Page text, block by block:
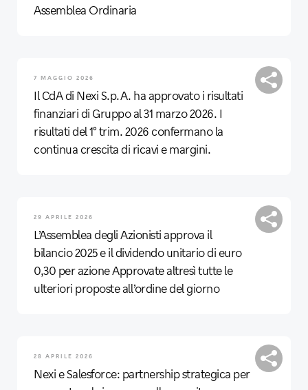
Assemblea Ordinaria
7 MAGGIO 2026
Il CdA di Nexi S.p.A. ha approvato i risultati
finanziari di Gruppo al 31 marzo 2026. I
risultati del 1° trim. 2026 confermano la
continua crescita di ricavi e margini.
29 APRILE 2026
L’Assemblea degli Azionisti approva il
bilancio 2025 e il dividendo unitario di euro
0,30 per azione Approvate altresì tutte le
ulteriori proposte all’ordine del giorno
28 APRILE 2026
Nexi e Salesforce: partnership strategica per